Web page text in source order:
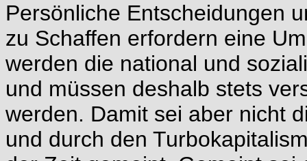
Persönliche Entscheidungen
zu Schaffen erfordern eine
werden die national und
und müssen deshalb stets
werden. Damit sei aber nicht
und durch den